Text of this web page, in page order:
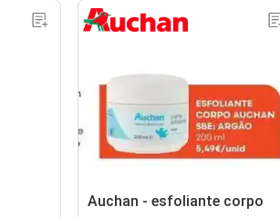
Auchan - esfoliante corpo